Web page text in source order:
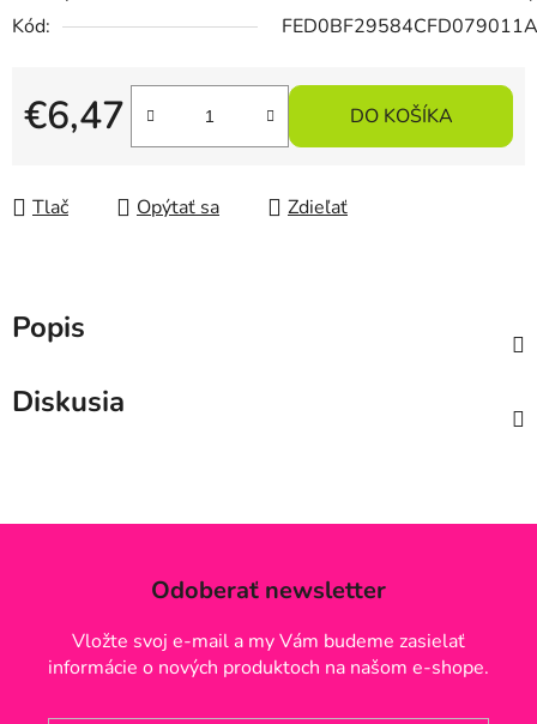
Kód:
€6,47
Jednotková cena:
DO KOŠÍKA
Tlač Opýtať sa Zdieľať
Popis
Diskusia
Odoberať newsletter
Vložte svoj e-mail a my Vám budeme zasielať
informácie o nových produktoch na našom e-shope.